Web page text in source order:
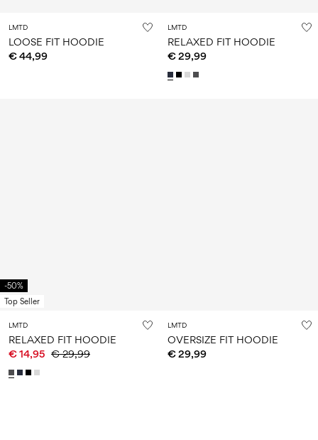
LMTD
LOOSE FIT HOODIE
€ 44,99
LMTD
RELAXED FIT HOODIE
€ 29,99
-50%
Top Seller
LMTD
RELAXED FIT HOODIE
€ 14,95 € 29,99
LMTD
OVERSIZE FIT HOODIE
€ 29,99